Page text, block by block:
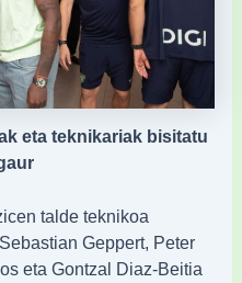
eta teknikariak bisitatu
talde teknikoa
Geppert, Peter
eta Gontzal Diaz-Beitia